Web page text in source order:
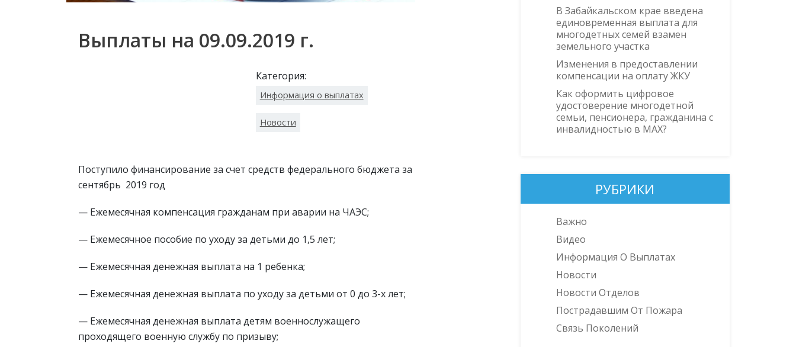
Выплаты на 09.09.2019 г.
Категория:
Информация о выплатах
Новости
Поступило финансирование за счет средств федерального бюджета за
сентябрь 2019 год
— Ежемесячная компенсация гражданам при аварии на ЧАЭС;
— Ежемесячное пособие по уходу за детьми до 1,5 лет;
— Ежемесячная денежная выплата на 1 ребенка;
— Ежемесячная денежная выплата по уходу за детьми от 0 до 3-х лет;
— Ежемесячная денежная выплата детям военнослужащего
проходящего военную службу по призыву;
В Забайкальском крае введена
единовременная выплата для
многодетных семей взамен
земельного участка
Изменения в предоставлении
компенсации на оплату ЖКУ
Как оформить цифровое
удостоверение многодетной
семьи, пенсионера, гражданина с
инвалидностью в MAX?
РУБРИКИ
Важно
Видео
Информация О Выплатах
Новости
Новости Отделов
Пострадавшим От Пожара
Связь Поколений